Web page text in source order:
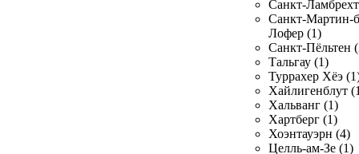
Санкт-
Санкт-Мартин-
Лофер (1)
Санкт-Пёльтен
Тальгау (1)
Туррахер Хёэ
Хайлигенблут
Хальванг (1)
Хартберг (1)
Хоэнтауэрн (4)
Целль-ам-Зе (1)